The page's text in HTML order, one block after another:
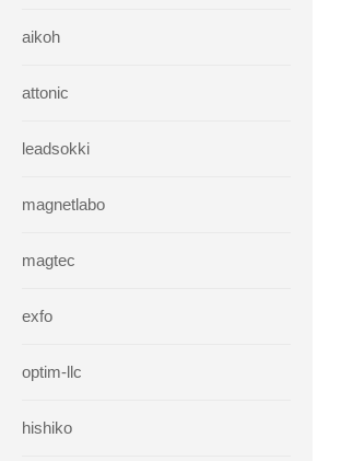
aikoh
attonic
leadsokki
magnetlabo
magtec
exfo
optim-llc
hishiko